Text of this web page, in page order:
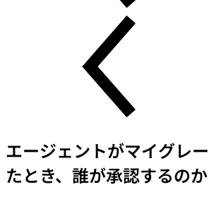
インテグレーション
データベース。パイプライン
Liquibase
DataGrip
CloudBeaver
エージェントがマイグレ
たとき、誰が承認するのか